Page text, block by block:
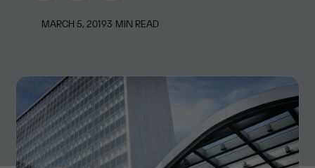
MARCH 5, 20193 MIN READ